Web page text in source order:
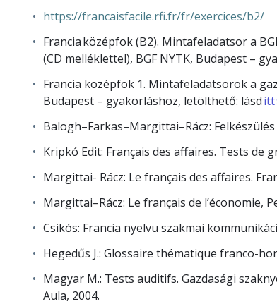
https://francaisfacile.rfi.fr/fr/exercices/b2/
Francia középfok (B2). Mintafeladatsor a
(CD melléklettel), BGF NYTK, Budapest –
Francia középfok 1. Mintafeladatsorok a
Budapest – gyakorláshoz, letölthető: lásditt
Balogh–Farkas–Margittai–Rácz:
Kripkó Edit: Français des affaires. Tests de
Margittai- Rácz: Le français des affaires.
Margittai–Rácz: Le français de l’économie,
Csikós: Francia nyelvu szakmai
Hegedűs J.: Glossaire thématique franco-
Magyar M.: Tests auditifs. Gazdasági
Aula, 2004.